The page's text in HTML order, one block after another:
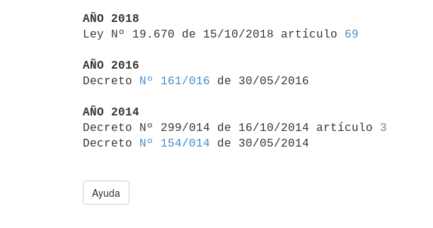
AÑO 2018
Ley Nº 19.670 de 15/10/2018 artículo 69
AÑO 2016
Decreto
Nº 161/016 de 30/05/2016
AÑO 2014
Decreto Nº 299/014 de 16/10/2014 artículo 3
Decreto
Nº 154/014
Ayuda